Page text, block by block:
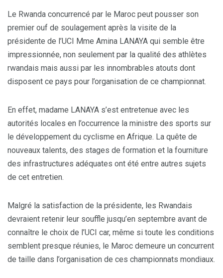
Le Rwanda concurrencé par le Maroc peut pousser son
premier ouf de soulagement après la visite de la
présidente de l’UCI Mme Amina LANAYA qui semble être
impressionnée, non seulement par la qualité des athlètes
rwandais mais aussi par les innombrables atouts dont
disposent ce pays pour l’organisation de ce championnat.
En effet, madame LANAYA s’est entretenue avec les
autorités locales en l’occurrence la ministre des sports sur
le développement du cyclisme en Afrique. La quête de
nouveaux talents, des stages de formation et la fourniture
des infrastructures adéquates ont été entre autres sujets
de cet entretien.
Malgré la satisfaction de la présidente, les Rwandais
devraient retenir leur souffle jusqu’en septembre avant de
connaître le choix de l’UCI car, même si toute les conditions
semblent presque réunies, le Maroc demeure un concurrent
de taille dans l’organisation de ces championnats mondiaux.